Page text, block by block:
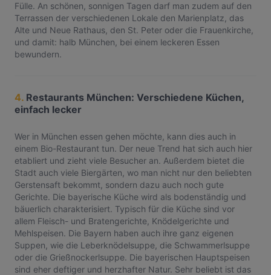
Fülle. An schönen, sonnigen Tagen darf man zudem auf den
Terrassen der verschiedenen Lokale den Marienplatz, das
Alte und Neue Rathaus, den St. Peter oder die Frauenkirche,
und damit: halb München, bei einem leckeren Essen
bewundern.
4. Restaurants München: Verschiedene Küchen,
einfach lecker
Wer in München essen gehen möchte, kann dies auch in
einem Bio-Restaurant tun. Der neue Trend hat sich auch hier
etabliert und zieht viele Besucher an. Außerdem bietet die
Stadt auch viele Biergärten, wo man nicht nur den beliebten
Gerstensaft bekommt, sondern dazu auch noch gute
Gerichte. Die bayerische Küche wird als bodenständig und
bäuerlich charakterisiert. Typisch für die Küche sind vor
allem Fleisch- und Bratengerichte, Knödelgerichte und
Mehlspeisen. Die Bayern haben auch ihre ganz eigenen
Suppen, wie die Leberknödelsuppe, die Schwammerlsuppe
oder die Grießnockerlsuppe. Die bayerischen Hauptspeisen
sind eher deftiger und herzhafter Natur. Sehr beliebt ist das